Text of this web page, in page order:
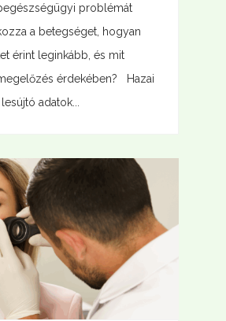
problémát
a betegséget, hogyan
érint leginkább, és mit
érdekében? Hazai
adatok...